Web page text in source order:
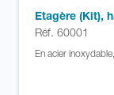
Etagère (Kit),
Réf. 60001
En acier